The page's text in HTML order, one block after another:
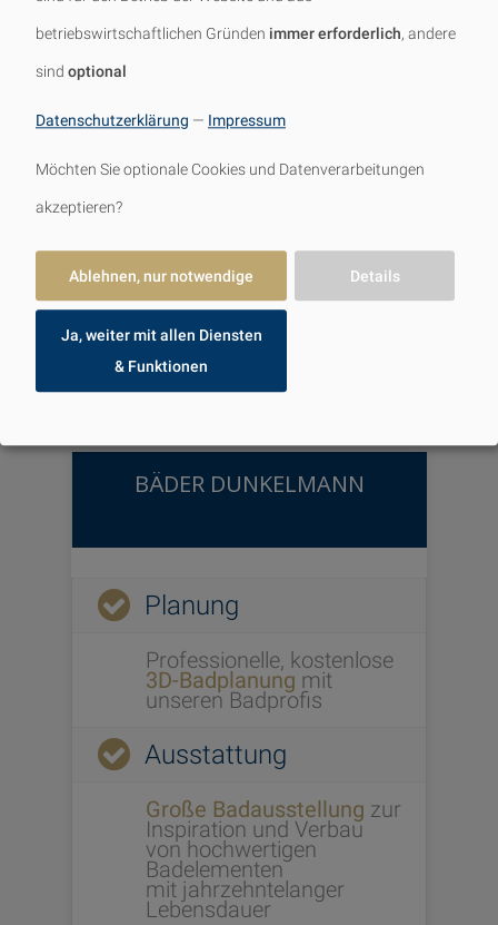
Badsanierung in
Norderstedt & Umgebung
BÄDER DUNKELMANN
Planung
Professionelle, kostenlose
3D-Badplanung mit
unseren Badprofis
Ausstattung
Große Badausstellung zur
Inspiration und Verbau
von hochwertigen
Badelementen
mit jahrzehntelanger
Lebensdauer
betriebswirtschaftlichen Gründen immer erforderlich, andere
sind optional
Datenschutzerklärung — Impressum
Möchten Sie optionale Cookies und Datenverarbeitungen
akzeptieren?
Details
Ablehnen, nur notwendige
Ja, weiter mit allen Diensten
& Funktionen